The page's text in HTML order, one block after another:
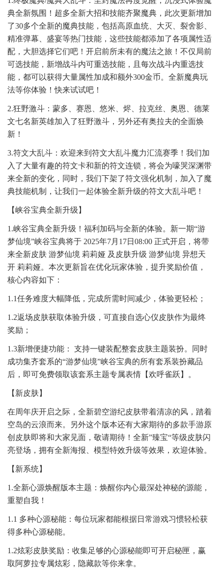
典全新氛围！超多全新大招和技能齐聚魔典，此次更新增加
了30多个全新的魔典技能，包括高原血统、大灭、裂舍影、
精准弹幕、盛宴等热门技能，这些技能都添加了各项属性适
配，大胆选择它们吧！开启前所未有的魔法之旅！不仅局前
可选技能，新增战斗内可重选技能，且每次战斗内重选技
能，都可以获得大量属性加成和额外300金币。全新魔典玩
法等你体验！快来试试吧！
2.狂野激斗：蒙多、赛恩、悠米、烬、拉克丝、奥恩、德莱
文七名新英雄加入了狂野激斗，另外还有奥拉夫的全面焕
新！
3.符文大乱斗：欢迎来到符文大乱斗魔力汇流赛季！我们加
入了大量有趣的符文卡和新的符文连锁，将会为嚎哭深渊带
来全新的变化，同时，我们下架了符文强化机制，加入了魔
典技能机制，让我们一起体验全新升级的符文大乱斗吧！
【峡谷宝典全新升级】
1.峡谷宝典全新升级！福利加码与全新的体验。新一期“游
梦仙境”峡谷宝典将于 2025年7月17日08:00 正式开启，将带
来全新皮肤 游梦仙境 莉莉娅 及皮肤升级 游梦仙境 异想天
开 莉莉娅。本次更新旨在优化玩家体验，提升奖励价值，
核心内容如下：
1.1任务难度大幅降低，完成所需时间减少，体验更轻松；
1.2返场皮肤获取体验升级，可直接自选心仪皮肤作为最终
奖励；
1.3新增便捷功能： 支持一键装配整套皮肤主题装扮。同时
成功集齐套系的“游梦仙境”峡谷宝典的所有套系装扮藏品
后，即可免费领取该套系主题专属表情【欢呼雀跃】。
【新皮肤】
在周年庆开启之际，全新碧空游纪皮肤带着清凉的风，踏着
空岛的云浪而来。另外这个版本还有大家期待的多款手游原
创皮肤即将和大家见面，敬请期待！全新”臻宝“等级皮肤闪
亮登场，拥有全新海报、模型特效升级等效果，欢迎体验。
【新系统】
1.全新心源焕醒版本主题：焕醒你内心最深处神秘的源能，
重塑自我！
1.1 多种心源秘能：每位玩家都能根据日常游戏习惯轻松获
得多种心源秘能。
1.2炫彩皮肤奖励：收集足够的心源秘能即可开启秘匣，赢
取阿萝拉专属炫彩，隐藏款等你来拿。